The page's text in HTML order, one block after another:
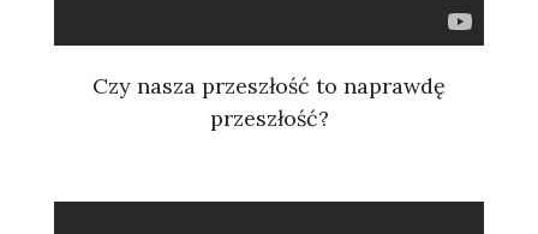
Czy nasza przeszłość to naprawdę
przeszłość?